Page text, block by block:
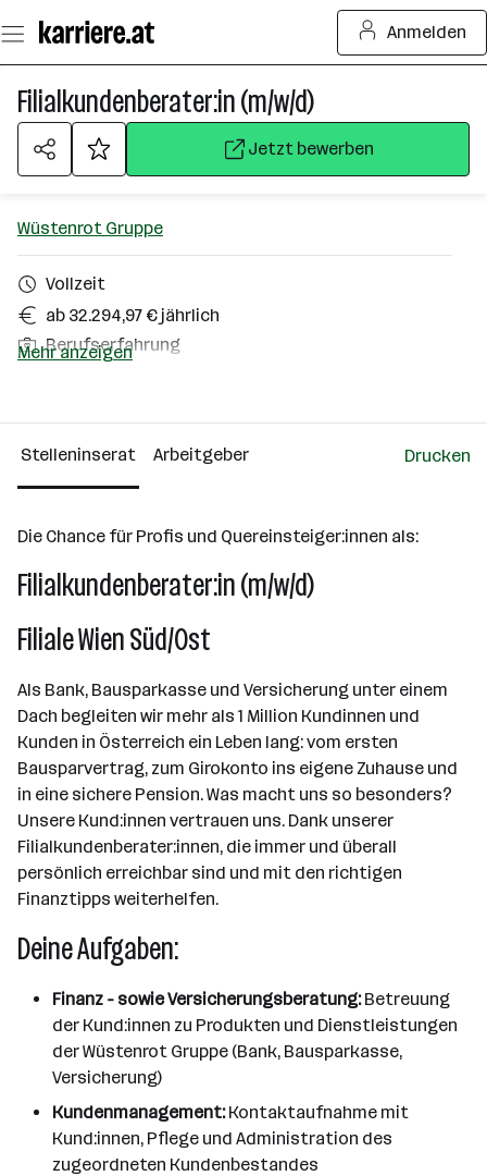
Seiteninhalt
springen
Anmelden
Filialkundenberater:in (m/w/d)
Jetzt bewerben
Wüstenrot Gruppe
Vollzeit
ab 32.294,97 € jährlich
Berufserfahrung
Salzburg
Mehr anzeigen
Stelleninserat Arbeitgeber Drucken
Die Chance für Profis und Quereinsteiger:innen als:
Filialkundenberater:in (m/w/d)
Filiale Wien Süd/Ost
Als Bank, Bausparkasse und Versicherung unter einem
Dach begleiten wir mehr als 1 Million Kundinnen und
Kunden in Österreich ein Leben lang: vom ersten
Bausparvertrag, zum Girokonto ins eigene Zuhause und
in eine sichere Pension. Was macht uns so besonders?
Unsere Kund:innen vertrauen uns. Dank unserer
Filialkundenberater:innen, die immer und überall
persönlich erreichbar sind und mit den richtigen
Finanztipps weiterhelfen.
Deine Aufgaben:
Finanz - sowie Versicherungsberatung:Betreuung
der Kund:innen zu Produkten und Dienstleistungen
der Wüstenrot Gruppe (Bank, Bausparkasse,
Versicherung)
Kundenmanagement:Kontaktaufnahme mit
Kund:innen, Pflege und Administration des
zugeordneten Kundenbestandes